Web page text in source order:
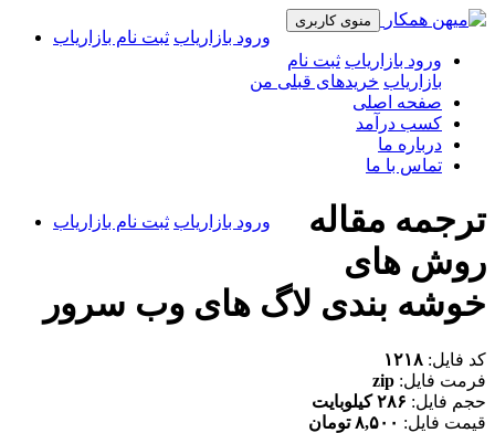
منوی کاربری
ورود بازاریاب ثبت نام بازاریاب
ورود بازاریاب ثبت نام
بازاریاب خریدهای قبلی من
صفحه اصلی
کسب درآمد
درباره ما
تماس با ما
ورود بازاریاب ثبت نام بازاریاب
ترجمه مقاله
روش های
خوشه بندی لاگ های وب سرور
کد فایل: ۱۲۱۸
فرمت فایل: zip
حجم فایل: ۲۸۶ کیلوبایت
قیمت فایل: ۸,۵۰۰ تومان